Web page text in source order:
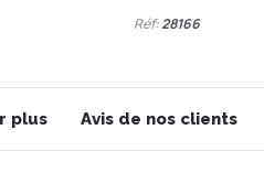
Réf:28166
plus Avis de nos clients